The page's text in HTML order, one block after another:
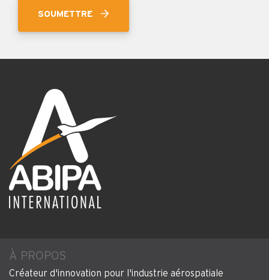
À PROPOS
Créateur d'innovation pour l'industrie aérospatiale